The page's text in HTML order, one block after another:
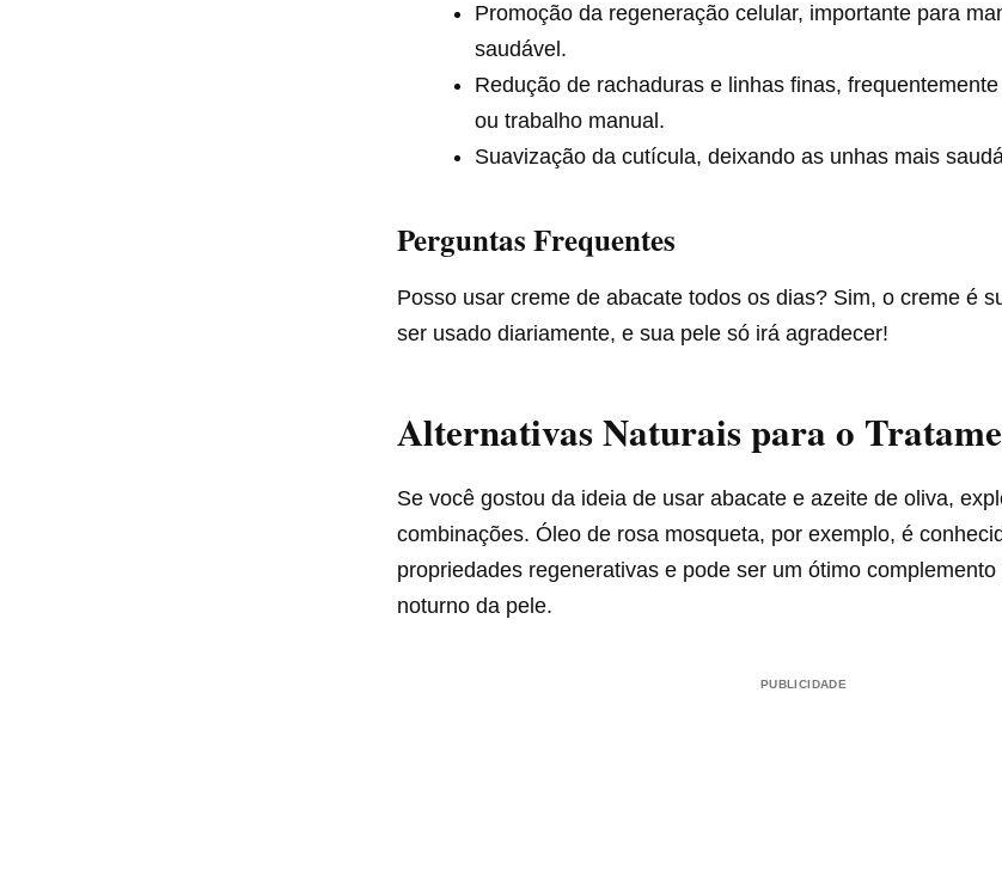
Promoção da regeneração celular, importante para
saudável.
Redução de rachaduras e linhas finas,
ou trabalho manual.
Suavização da cutícula, deixando as unhas mais
Perguntas Frequentes
Posso usar creme de abacate todos os dias? Sim, o creme é
ser usado diariamente, e sua pele só irá agradecer!
Alternativas Naturais para o
Se você gostou da ideia de usar abacate e azeite de oliva,
combinações. Óleo de rosa mosqueta, por exemplo, é
propriedades regenerativas e pode ser um ótimo
noturno da pele.
PUBLICIDADE